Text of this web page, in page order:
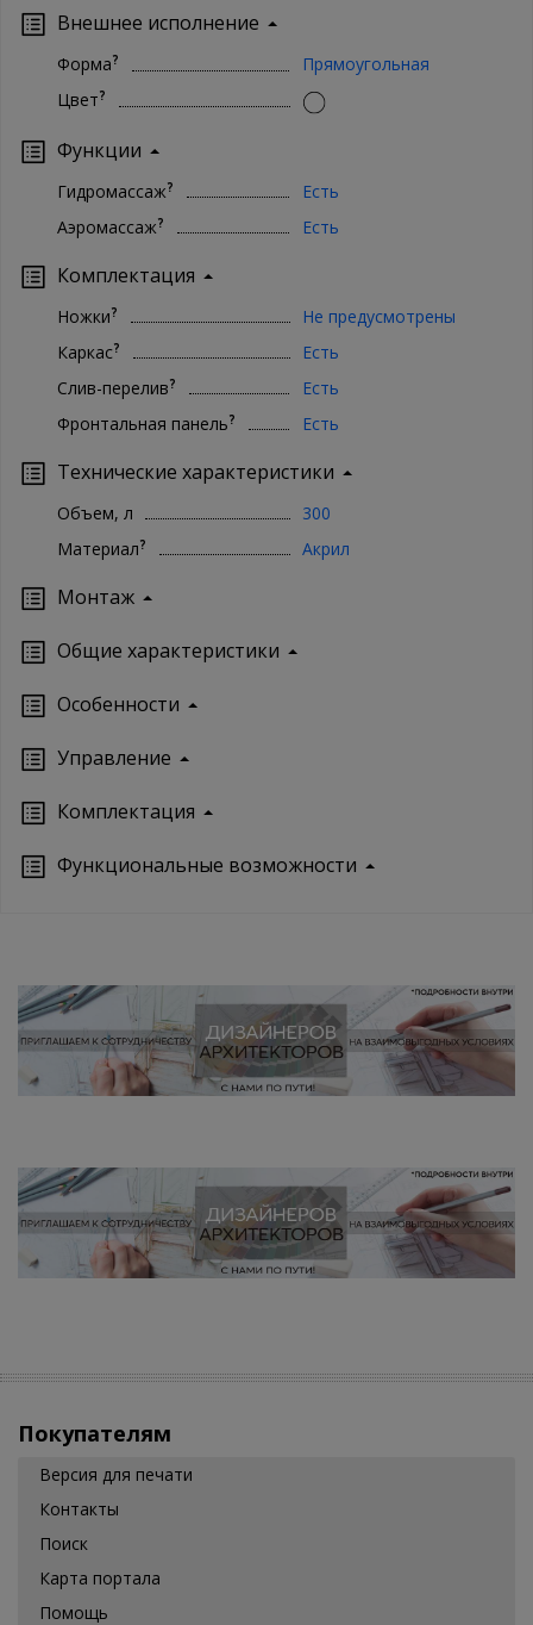
хлопоты!Внешнее исполнение
Форма?
Прямоугольная
Цвет?
Функции
Гидромассаж?
Есть
Аэромассаж? Есть
Комплектация
Ножки?
Не предусмотрены
Каркас?
Есть
Слив-перелив?
Есть
Фронтальная панель? Есть
Технические характеристики
Объем, л
300
Материал? Акрил
Монтаж
Oбщие характеристики
Особенности
Управление
Кoмплектация
Функциональные возможности
Покупателям
Версия для печати
Контакты
Поиск
Карта портала
Помощь